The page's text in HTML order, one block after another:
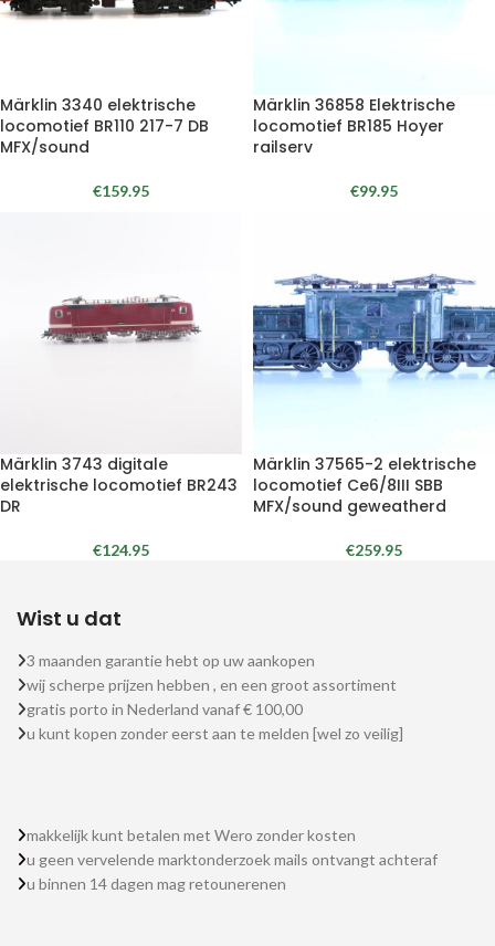
Märklin 3340 elektrische
locomotief BR110 217-7 DB
MFX/sound
€159.95
Märklin 36858 Elektrische
locomotief BR185 Hoyer
railserv
€99.95
Märklin 3743 digitale
elektrische locomotief BR243
DR
€124.95
Märklin 37565-2 elektrische
locomotief Ce6/8III SBB
MFX/sound geweatherd
€259.95
Wist u dat
3 maanden garantie hebt op uw aankopen
wij scherpe prijzen hebben , en een groot assortiment
gratis porto in Nederland vanaf € 100,00
u kunt kopen zonder eerst aan te melden [wel zo veilig]
makkelijk kunt betalen met Wero zonder kosten
u geen vervelende marktonderzoek mails ontvangt achteraf
u binnen 14 dagen mag retounerenen